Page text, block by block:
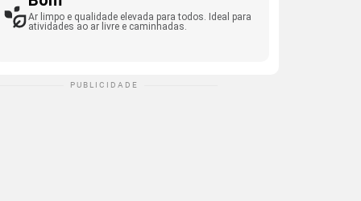
Ar limpo e qualidade elevada para todos. Ideal para
atividades ao ar livre e caminhadas.